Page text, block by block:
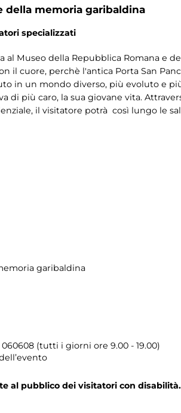
della memoria garibaldina
specializzati
al Museo della Repubblica Romana e
il cuore, perchè l'antica Porta San
in un mondo diverso, più evoluto e
di più caro, la sua giovane vita.
il visitatore potrà così lungo le
garibaldina
060608 (tutti i giorni ore 9.00 - 19.00)
al pubblico dei visitatori con disabilità.